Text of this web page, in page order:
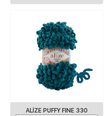
ALIZE PUFFY FINE 330